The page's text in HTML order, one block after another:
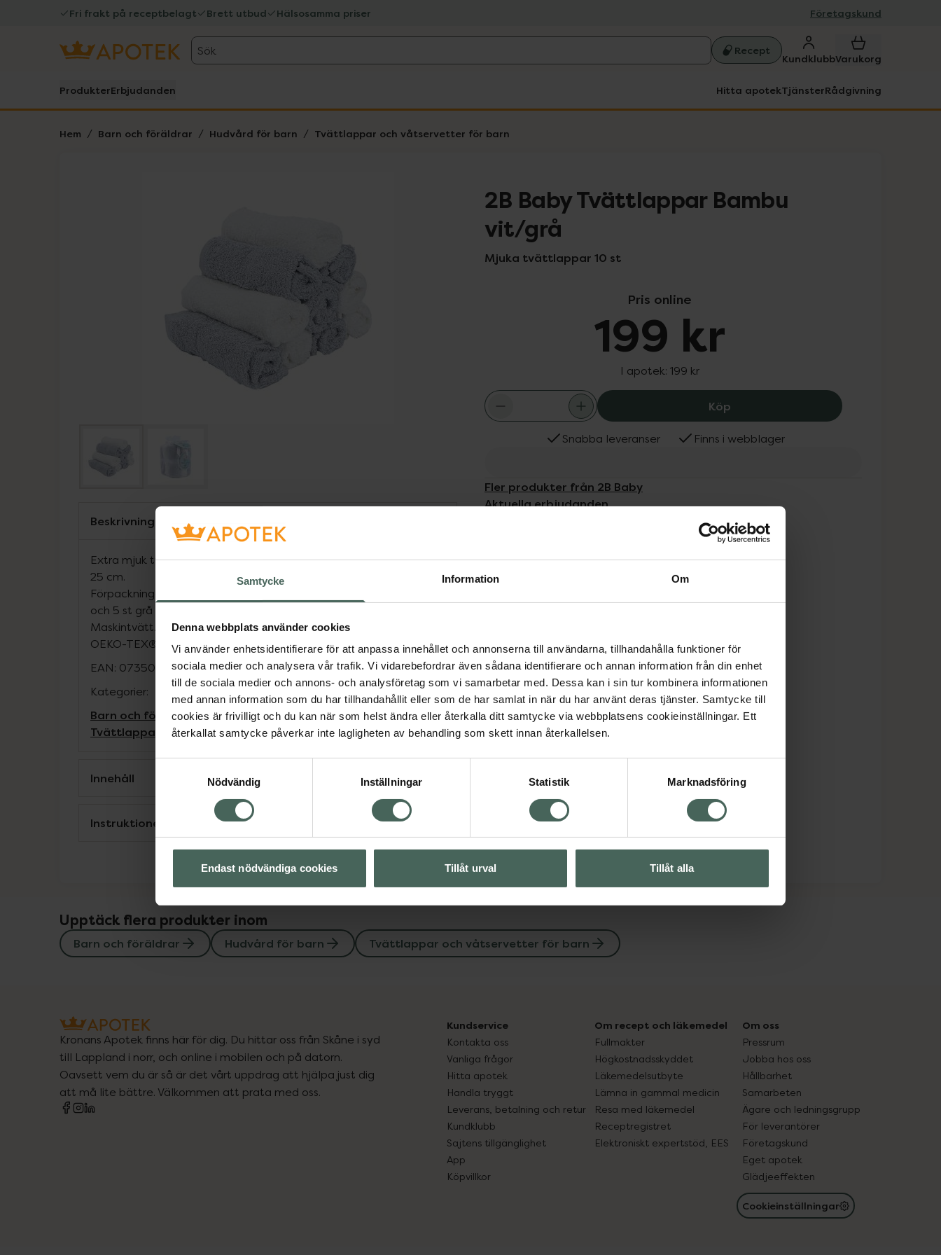
Samtycke Information Om
Denna webbplats använder cookies
Vi använder enhetsidentifierare för att anpassa innehållet och annonserna till användarna, tillhandahålla funktioner för
sociala medier och analysera vår trafik. Vi vidarebefordrar även sådana identifierare och annan information från din enhet
till de sociala medier och annons- och analysföretag som vi samarbetar med. Dessa kan i sin tur kombinera informationen
med annan information som du har tillhandahållit eller som de har samlat in när du har använt deras tjänster. Samtycke till
cookies är frivilligt och du kan när som helst ändra eller återkalla ditt samtycke via webbplatsens cookieinställningar. Ett
återkallat samtycke påverkar inte lagligheten av behandling som skett innan återkallelsen.
Nödvändig
Inställningar Statistik Marknadsföring
Endast nödvändiga cookies Tillåt urval Tillåt alla
Fri frakt på receptbelagt Brett utbud Hälsosamma priser Företagskund
Sök Recept
KundklubbVarukorg
ProdukterErbjudanden Hitta apotekTjänsterRådgivning
Hem Barn och föräldrar Hudvård för barn Tvättlappar och våtservetter för barn
2B Baby Tvättlappar Bambu
vit/grå
Mjuka tvättlappar 10 st
Pris online
199 kr
I apotek: 199 kr
Köp 2B Baby Tvättlappar Bambu vit/grå,
Snabba leveranser Finns i webblager
Fler produkter från 2B Baby
Aktuella erbjudanden
Beskrivning
Extra mjuk tvättlapp av textil, 100 % viskos från bambu. Mäter 25 x
25 cm.
Förpackningen som lämpar sig väl för present innehåller 5 st vita
och 5 st grå tvättlappar. Hängs enkelt upp med öglan.
Maskintvätt.
OEKO-TEX®.
EAN: 07350105451584
Kategorier:
Barn och föräldrarHudvård för barn
Tvättlappar och våtservetter för barn
Innehåll Visa
Instruktioner Visa
Upptäck flera produkter inom
Barn och föräldrar Hudvård för barn Tvättlappar och våtservetter för barn
Kronans Apotek finns här för dig. Du hittar oss från Skåne i syd
till Lappland i norr, och online i mobilen och på datorn.
Oavsett vem du är så är det vårt uppdrag att hjälpa just dig
att må lite bättre. Välkommen att prata med oss.
Kundservice
Kontakta oss
Vanliga frågor
Hitta apotek
Handla tryggt
Leverans, betalning och retur
Kundklubb
Sajtens tillgänglighet
App
Köpvillkor
Om recept och läkemedel
Fullmakter
Högkostnadsskyddet
Läkemedelsutbyte
Lämna in gammal medicin
Resa med läkemedel
Receptregistret
Elektroniskt expertstöd, EES
Om oss
Pressrum
Jobba hos oss
Hållbarhet
Samarbeten
Ägare och ledningsgrupp
För leverantörer
Företagskund
Eget apotek
Glädjeeffekten
Cookieinställningar